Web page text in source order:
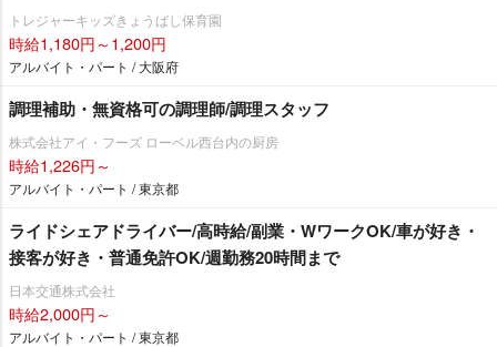
トレジャーキッズきょうばし保育園
時給1,180円～1,200円
アルバイト・パート / 大阪府
調理補助・無資格可の調理師/調理スタッフ
株式会社アイ・フーズ ローベル西台内の厨房
時給1,226円～
アルバイト・パート / 東京都
ライドシェアドライバー/高時給/副業・WワークOK/車が好き・
接客が好き・普通免許OK/週勤務20時間まで
日本交通株式会社
時給2,000円～
アルバイト・パート / 東京都